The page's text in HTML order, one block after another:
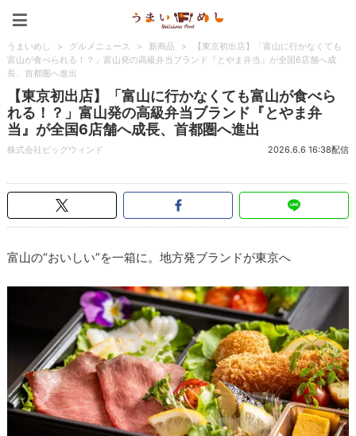
うまいめし > グルメニュース > 新商品 >
【東京初出店】「富山に行かなくても
富山が食べられる！？」富山発の高級弁当ブランド『とやま弁当』が全国6店舗へ成
長、首都圏へ進出
【東京初出店】「富山に行かなくても富山が食べら
れる！？」富山発の高級弁当ブランド『とやま弁
当』が全国6店舗へ成長、首都圏へ進出
株式会社ビッグウィンド 2026.6.6 16:38配信
富山の“おいしい”を一箱に。地方発ブランドが東京へ